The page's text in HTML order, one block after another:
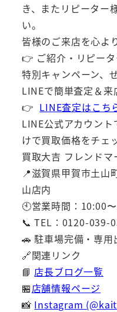
き、またリピーター
い。
皆様のご来店を心よ
👉 ご紹介・リピー
特別キャンペーン、
LINEで簡単査定＆
👉 LINE査定はこち
LINE公式アカウン
けで買取価格をチェ
買取大吉 フレンドマ
📍滋賀県甲賀市土山
山店内
🕙営業時間：10:00
📞 TEL：0120-039-
🚗 駐車場完備・専用
🔗関連リンク
📘 店長ブログ一覧
🏪店舗情報ページ
📸 Instagram